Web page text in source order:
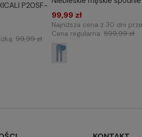
P20SF-
99,99 zł
WYBIERZ
176/80
182/84
182/
99,99 zł
Najniższa cena z 30 dni
Cena regularna:599,99 zł